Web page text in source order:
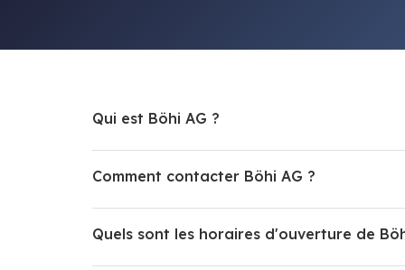
Qui est Böhi AG ?
Comment contacter Böhi AG ?
Quels sont les horaires d'ouverture de